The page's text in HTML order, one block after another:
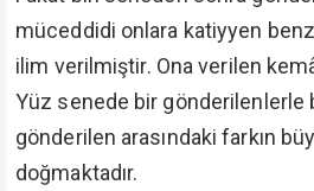
müceddidi onlara katiyyen
ilim verilmiştir. Ona verilen
Yüz senede bir gönderilenlerle
gönderilen arasındaki farkın
doğmaktadır.